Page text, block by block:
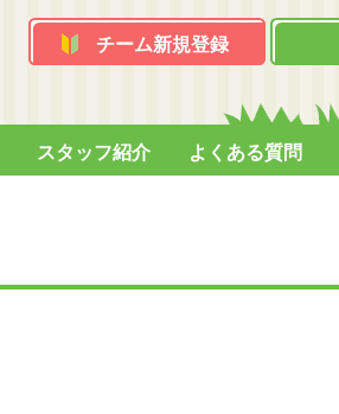
チーム新規登録
スタッフ紹介 よくある質問